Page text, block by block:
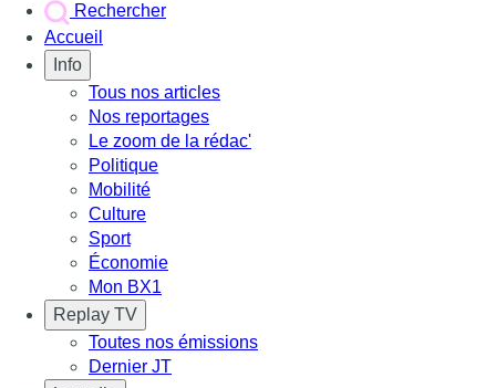
Rechercher
Accueil
Info
Tous nos articles
Nos reportages
Le zoom de la rédac'
Politique
Mobilité
Culture
Sport
Économie
Mon BX1
Replay TV
Toutes nos émissions
Dernier JT